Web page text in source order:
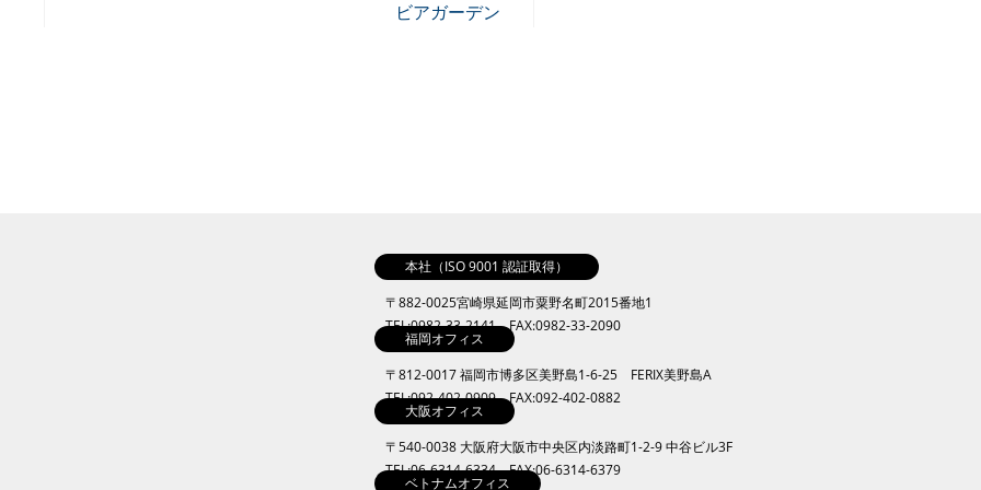
ビアガーデン
本社（ISO 9001 認証取得）
〒882-0025宮崎県延岡市粟野名町2015番地1
TEL:0982-33-2141 FAX:0982-33-2090
福岡オフィス
〒812-0017 福岡市博多区美野島1-6-25 FERIX美野島A
TEL:092-402-0909 FAX:092-402-0882
大阪オフィス
〒540-0038 大阪府大阪市中央区内淡路町1-2-9 中谷ビル3F
TEL:06-6314-6334 FAX:06-6314-6379
ベトナムオフィス